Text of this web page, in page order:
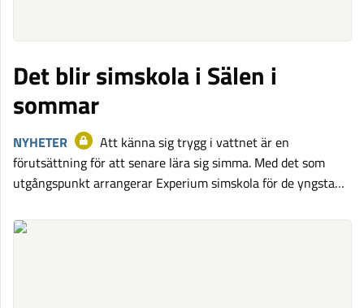
Det blir simskola i Sälen i
sommar
NYHETER
Att känna sig trygg i vattnet är en
förutsättning för att senare lära sig simma. Med det som
utgångspunkt arrangerar Experium simskola för de yngsta…